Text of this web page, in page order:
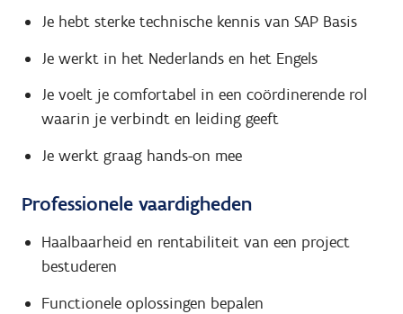
Je hebt sterke technische kennis van SAP Basis
Je werkt in het Nederlands en het Engels
Je voelt je comfortabel in een coördinerende rol
waarin je verbindt en leiding geeft
Je werkt graag hands-on mee
Professionele vaardigheden
Haalbaarheid en rentabiliteit van een project
bestuderen
Functionele oplossingen bepalen